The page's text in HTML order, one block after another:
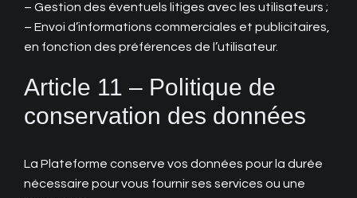
– Gestion des éventuels litiges avec les utilisateurs ;
– Envoi d’informations commerciales et publicitaires,
en fonction des préférences de l’utilisateur.
Article 11 – Politique de
conservation des données
La Plateforme conserve vos données pour la durée
nécessaire pour vous fournir ses services ou une